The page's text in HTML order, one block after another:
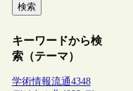
検索
キーワードから検
索（テーマ）
学術情報流通4348